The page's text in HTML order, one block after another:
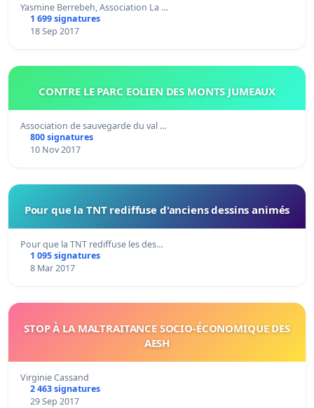
Yasmine Berrebeh, Association La …
1 699 signatures
18 Sep 2017
CONTRE LE PARC EOLIEN DES MONTS JUMEAUX
Association de sauvegarde du val …
800 signatures
10 Nov 2017
Pour que la TNT rediffuse d'anciens dessins animés
Pour que la TNT rediffuse les des…
1 095 signatures
8 Mar 2017
STOP À LA MALTRAITANCE SOCIO-ÉCONOMIQUE DES
AESH
Virginie Cassand
2 463 signatures
29 Sep 2017